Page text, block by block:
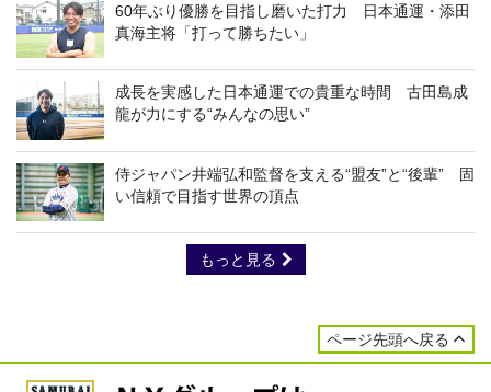
60年ぶり優勝を目指し磨いた打力 日本通運・添田
真海主将「打って勝ちたい」
成長を実感した日本通運での貴重な時間 古田島成
龍が力にする“みんなの思い”
侍ジャパン井端弘和監督を支える“盟友”と“後輩” 固
い信頼で目指す世界の頂点
もっと見る
ページ先頭へ戻る